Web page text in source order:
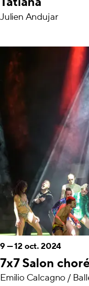
Julien Andujar
7x7 Salon
9—12 oct. 2024
Emilio Calcagno /